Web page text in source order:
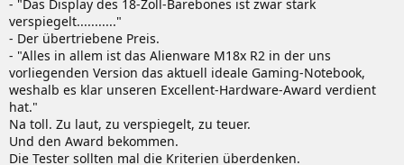
- "Das Display des 18-Zoll-Barebones ist zwar stark
verspiegelt..........."
- Der übertriebene Preis.
- "Alles in allem ist das Alienware M18x R2 in der uns
vorliegenden Version das aktuell ideale Gaming-Notebook,
weshalb es klar unseren Excellent-Hardware-Award verdient
hat."
Na toll. Zu laut, zu verspiegelt, zu teuer.
Und den Award bekommen.
Die Tester sollten mal die Kriterien überdenken.